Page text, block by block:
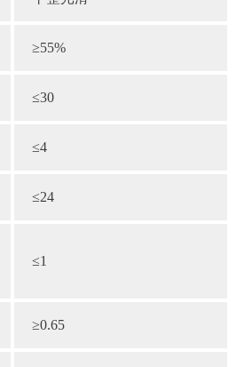
≥55%
≤30
≤4
≤24
≤1
≥0.65